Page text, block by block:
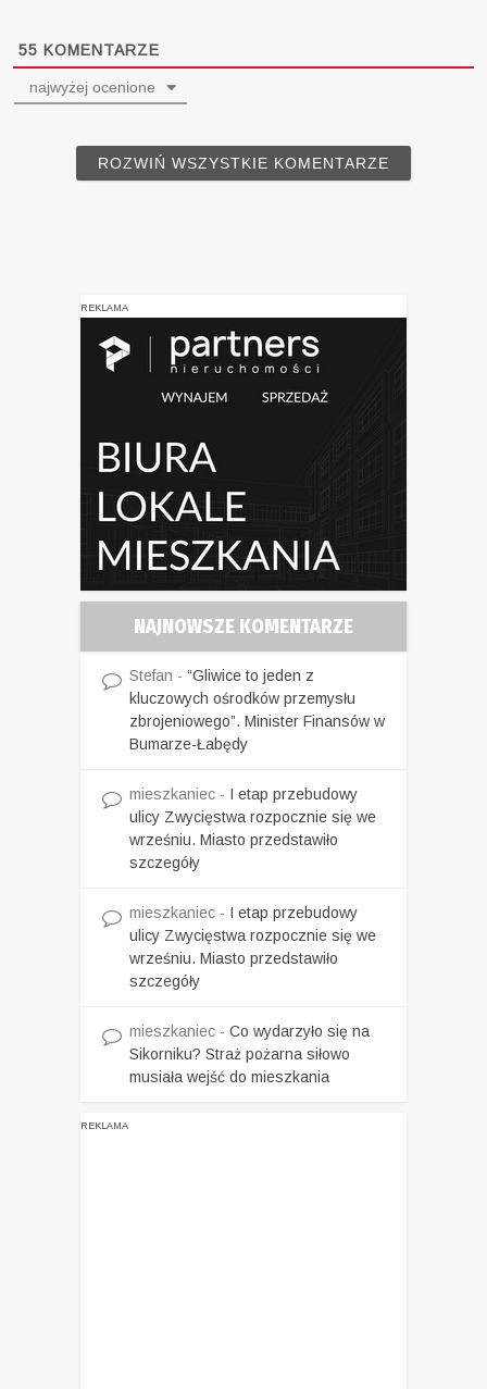
55 KOMENTARZE
najwyżej ocenione
ROZWIŃ WSZYSTKIE KOMENTARZE
REKLAMA
NAJNOWSZE KOMENTARZE
Stefan - “Gliwice to jeden z
kluczowych ośrodków przemysłu
zbrojeniowego”. Minister Finansów w
Bumarze-Łabędy
mieszkaniec - I etap przebudowy
ulicy Zwycięstwa rozpocznie się we
wrześniu. Miasto przedstawiło
szczegóły
mieszkaniec - I etap przebudowy
ulicy Zwycięstwa rozpocznie się we
wrześniu. Miasto przedstawiło
szczegóły
mieszkaniec - Co wydarzyło się na
Sikorniku? Straż pożarna siłowo
musiała wejść do mieszkania
REKLAMA